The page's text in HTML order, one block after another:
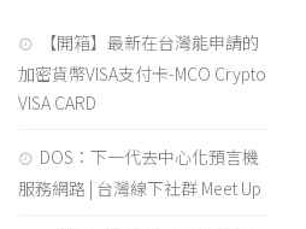
【開箱】最新在台灣能申請的
加密貨幣VISA支付卡-MCO Crypto
VISA CARD
DOS：下一代去中心化預言機
服務網路 | 台灣線下社群 Meet Up